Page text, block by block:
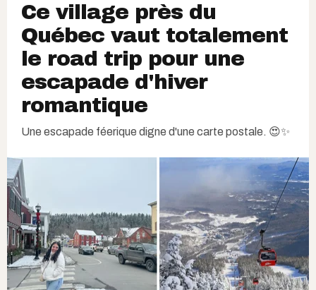
Ce village près du
Québec vaut totalement
le road trip pour une
escapade d'hiver
romantique
Une escapade féerique digne d'une carte postale. 😍✨